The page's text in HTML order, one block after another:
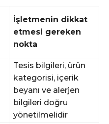
İşletmenin dikkat
etmesi gereken
nokta
Tesis bilgileri, ürün
kategorisi, içerik
beyanı ve alerjen
bilgileri doğru
yönetilmelidir